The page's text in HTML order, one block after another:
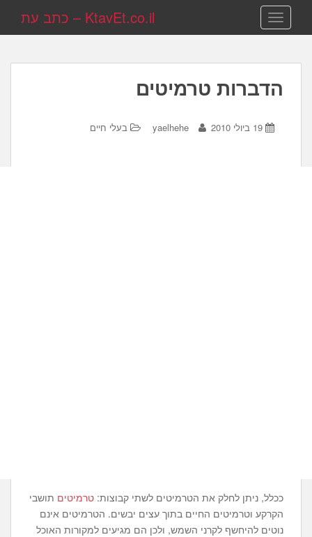
TOGGLE NAVIGATION KtavEt.co.il – כתב עת
הדברות טרמיטים
19 ביולי 2010 yaelhehe בעלי חיים
ככלל, ניתן לחלק את הטרמיטים לשתי קבוצות: טרמיטים תושבי
הקרקע וטרמיטים החיים בתוך עצים יבשים. הטרמיטים אינם
נוטים להיחשף לקרני השמש, ולכן הם מגיעים למקורות האוכל